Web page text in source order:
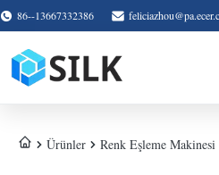
86--13667332386
Ürünler Renk Eşleme Makinesi